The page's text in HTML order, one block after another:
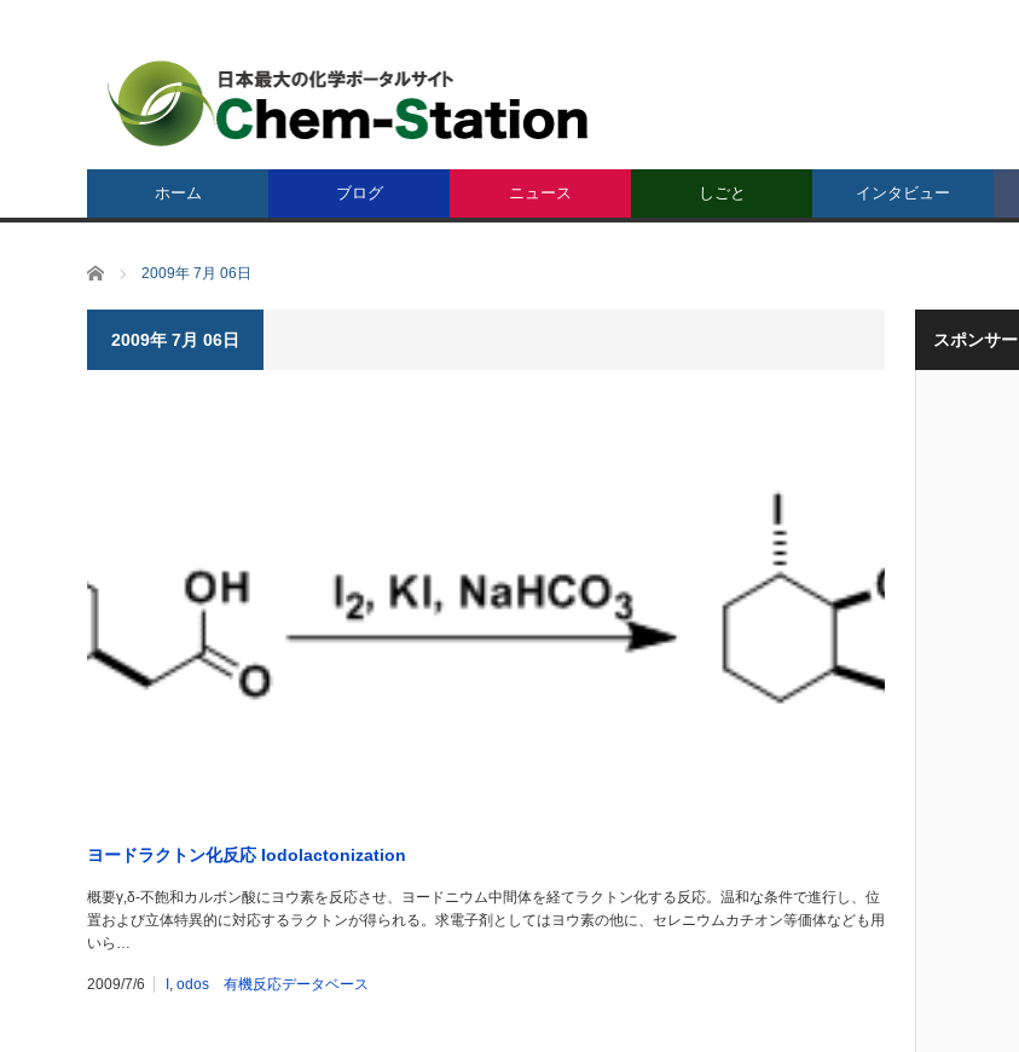
ホーム ブログ ニュース しごと インタビュー
ホーム 2009年 7月 06日
2009年 7月 06日
ヨードラクトン化反応 Iodolactonization
概要γ,δ-不飽和カルボン酸にヨウ素を反応させ、ヨードニウム中間体を経てラクトン化する反応。温和な条件で進行し、位
置および立体特異的に対応するラクトンが得られる。求電子剤としてはヨウ素の他に、セレニウムカチオン等価体なども用
いら…
2009/7/6 , odos 有機反応データベース
スポンサー